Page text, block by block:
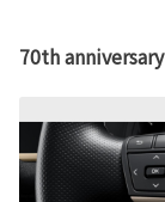
70th